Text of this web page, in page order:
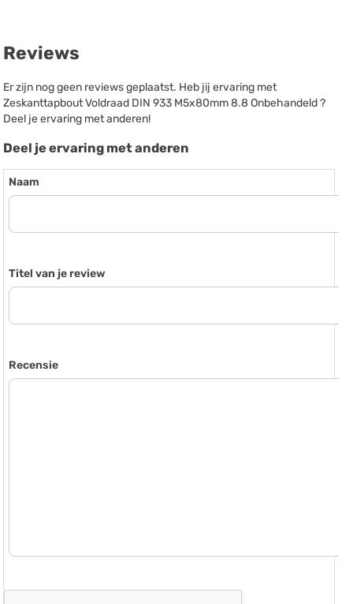
Reviews
Er zijn nog geen reviews geplaatst. Heb jij ervaring met
Zeskanttapbout Voldraad DIN 933 M5x80mm 8.8 Onbehandeld ?
Deel je ervaring met anderen!
Deel je ervaring met anderen
Naam
Titel van je review
Recensie